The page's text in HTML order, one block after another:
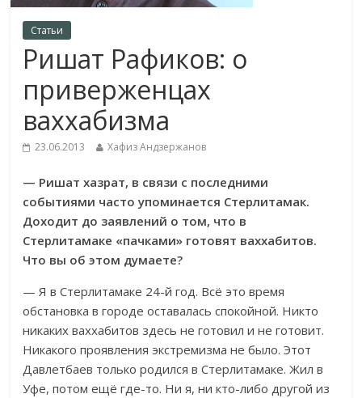
Статьи
Ришат Рафиков: о
приверженцах
ваххабизма
23.06.2013 Хафиз Андзержанов
— Ришат хазрат, в связи с последними
событиями часто упоминается Стерлитамак.
Доходит до заявлений о том, что в
Стерлитамаке «пачками» готовят ваххабитов.
Что вы об этом думаете?
— Я в Стерлитамаке 24-й год. Всё это время
обстановка в городе оставалась спокойной. Никто
никаких ваххабитов здесь не готовил и не готовит.
Никакого проявления экстремизма не было. Этот
Давлетбаев только родился в Стерлитамаке. Жил в
Уфе, потом ещё где-то. Ни я, ни кто-либо другой из